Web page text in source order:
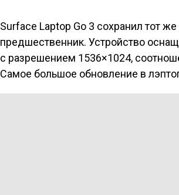
Surface Laptop Go 3 сохранил тот
предшественник. Устройство
с разрешением 1536×1024,
Самое большое обновление в